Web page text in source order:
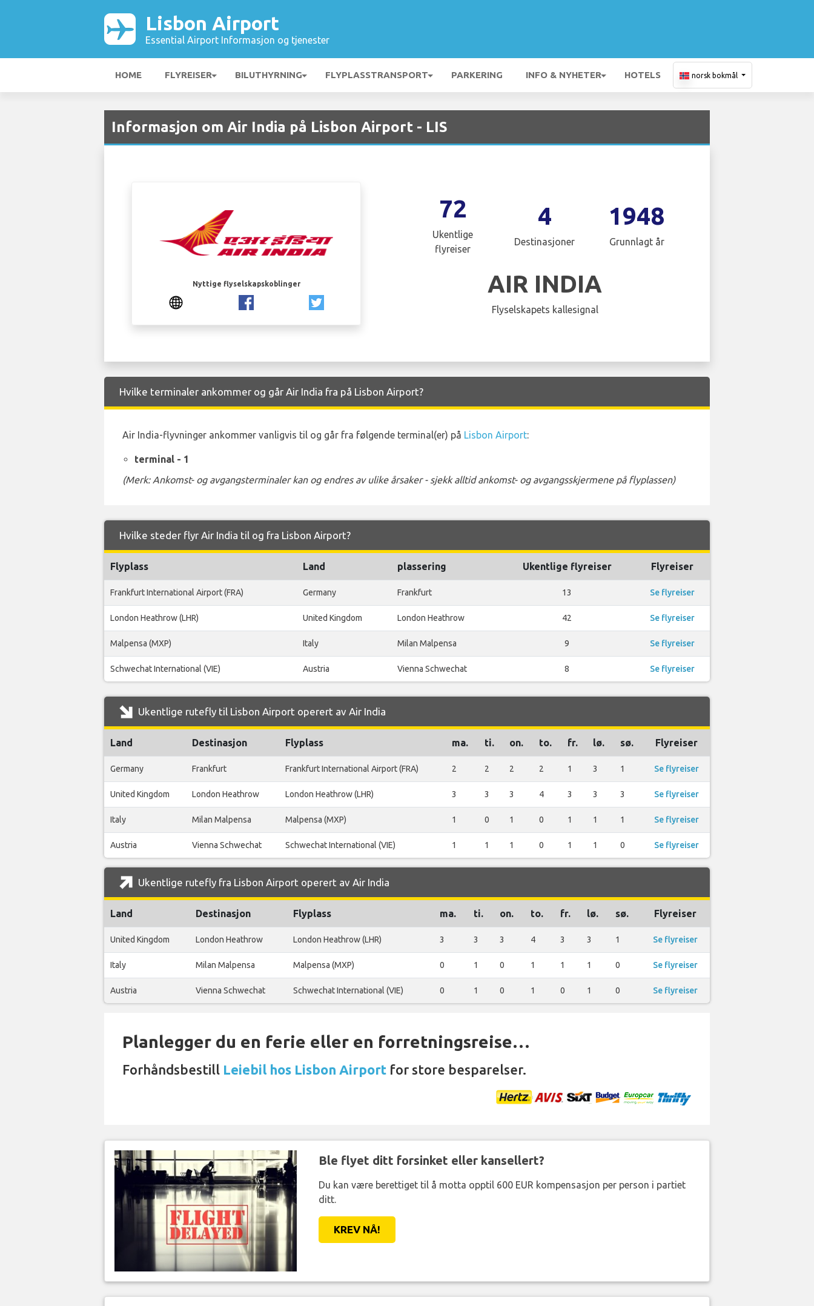
Lisbon Airport
Essential Airport Informasjon og tjenester
HOME FLYREISER BILUTHYRNING FLYPLASSTRANSPORT PARKERING INFO & NYHETER HOTELS norsk bokmål
Informasjon om Air India på Lisbon Airport - LIS
Nyttige flyselskapskoblinger
72
Ukentlige
flyreiser
4
Destinasjoner
1948
Grunnlagt år
AIR INDIA
Flyselskapets kallesignal
Hvilke terminaler ankommer og går Air India fra på Lisbon Airport?
Air India-flyvninger ankommer vanligvis til og går fra følgende terminal(er) på Lisbon Airport:
terminal - 1
(Merk: Ankomst- og avgangsterminaler kan og endres av ulike årsaker - sjekk alltid ankomst- og avgangsskjermene på flyplassen)
Hvilke steder flyr Air India til og fra Lisbon Airport?
Flyplass Land plassering Ukentlige flyreiser Flyreiser
Frankfurt International Airport (FRA) Germany Frankfurt 13 Se flyreiser
London Heathrow (LHR) United Kingdom London Heathrow 42 Se flyreiser
Malpensa (MXP) Italy Milan Malpensa 9 Se flyreiser
Schwechat International (VIE) Austria Vienna Schwechat 8 Se flyreiser
Ukentlige rutefly til Lisbon Airport operert av Air India
Land Destinasjon Flyplass ma. ti. on. to. fr. lø. sø. Flyreiser
Germany Frankfurt Frankfurt International Airport (FRA) 2 2 2 2 1 3 1 Se flyreiser
United Kingdom London Heathrow London Heathrow (LHR) 3 3 3 4 3 3 3 Se flyreiser
Italy Milan Malpensa Malpensa (MXP) 1 0 1 0 1 1 1 Se flyreiser
Austria Vienna Schwechat Schwechat International (VIE) 1 1 1 0 1 1 0 Se flyreiser
Ukentlige rutefly fra Lisbon Airport operert av Air India
Land Destinasjon Flyplass ma. ti. on. to. fr. lø. sø. Flyreiser
United Kingdom London Heathrow London Heathrow (LHR) 3 3 3 4 3 3 1 Se flyreiser
Italy Milan Malpensa Malpensa (MXP) 0 1 0 1 1 1 0 Se flyreiser
Austria Vienna Schwechat Schwechat International (VIE) 0 1 0 1 0 1 0 Se flyreiser
Planlegger du en ferie eller en forretningsreise…
Forhåndsbestill Leiebil hos Lisbon Airport for store besparelser.
Ble flyet ditt forsinket eller kansellert?
Du kan være berettiget til å motta opptil 600 EUR kompensasjon per person i partiet
ditt.
KREV NÅ!